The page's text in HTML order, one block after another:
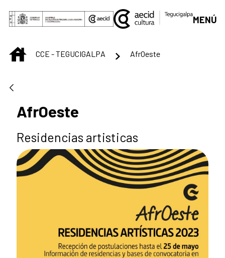
Saltar al contenido principal
MENÚ
INICIOCCE - TEGUCIGALPA AfrOeste
AfrOeste
Residencias artisticas